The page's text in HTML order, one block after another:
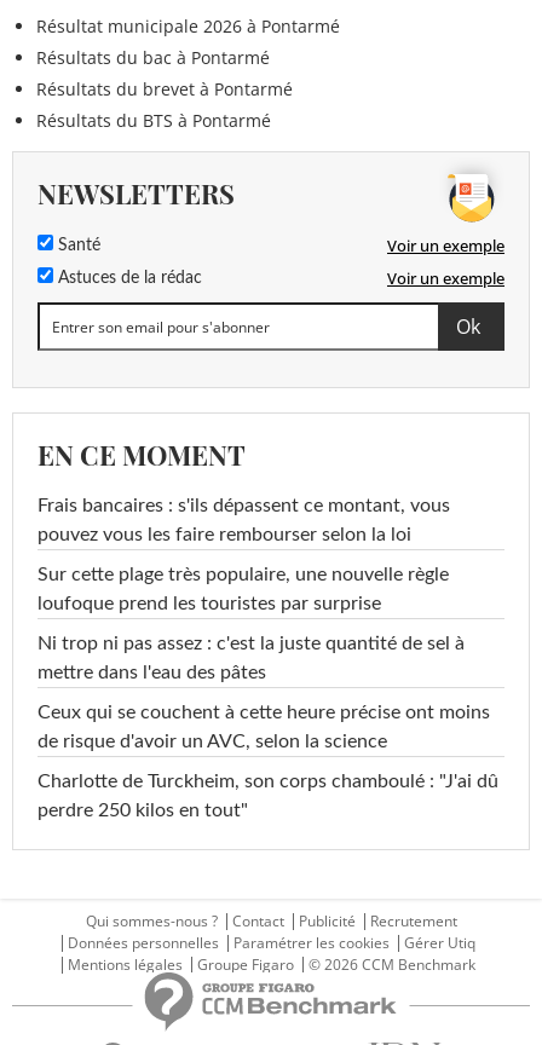
Résultat municipale 2026 à Pontarmé
Résultats du bac à Pontarmé
Résultats du brevet à Pontarmé
Résultats du BTS à Pontarmé
NEWSLETTERS
Santé Voir un exemple
Astuces de la rédac Voir un exemple
EN CE MOMENT
Frais bancaires : s'ils dépassent ce montant, vous
pouvez vous les faire rembourser selon la loi
Sur cette plage très populaire, une nouvelle règle
loufoque prend les touristes par surprise
Ni trop ni pas assez : c'est la juste quantité de sel à
mettre dans l'eau des pâtes
Ceux qui se couchent à cette heure précise ont moins
de risque d'avoir un AVC, selon la science
Charlotte de Turckheim, son corps chamboulé : "J'ai dû
perdre 250 kilos en tout"
Qui sommes-nous ? Contact Publicité
Recrutement
Données personnelles
Paramétrer les cookies
Gérer Utiq
Mentions légales
Groupe Figaro © 2026 CCM Benchmark